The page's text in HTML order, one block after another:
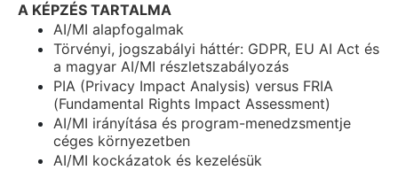
A KÉPZÉS TARTALMA
AI/MI alapfogalmak
Törvényi, jogszabályi háttér: GDPR, EU AI Act és
a magyar AI/MI részletszabályozás
PIA (Privacy Impact Analysis) versus FRIA
(Fundamental Rights Impact Assessment)
AI/MI irányítása és program-menedzsmentje
céges környezetben
AI/MI kockázatok és kezelésük